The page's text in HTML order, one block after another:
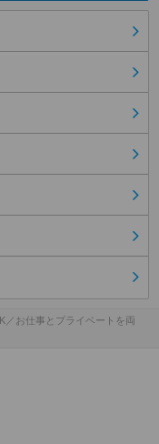
／お仕事とプライベートを両